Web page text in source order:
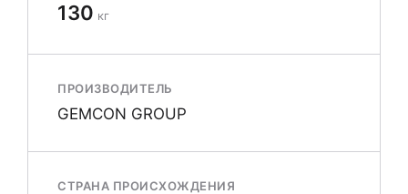
130 кг
ПРОИЗВОДИТЕЛЬ
GEMCON GROUP
СТРАНА ПРОИСХОЖДЕНИЯ